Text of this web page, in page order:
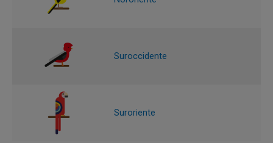
Suroccidente
Suroriente